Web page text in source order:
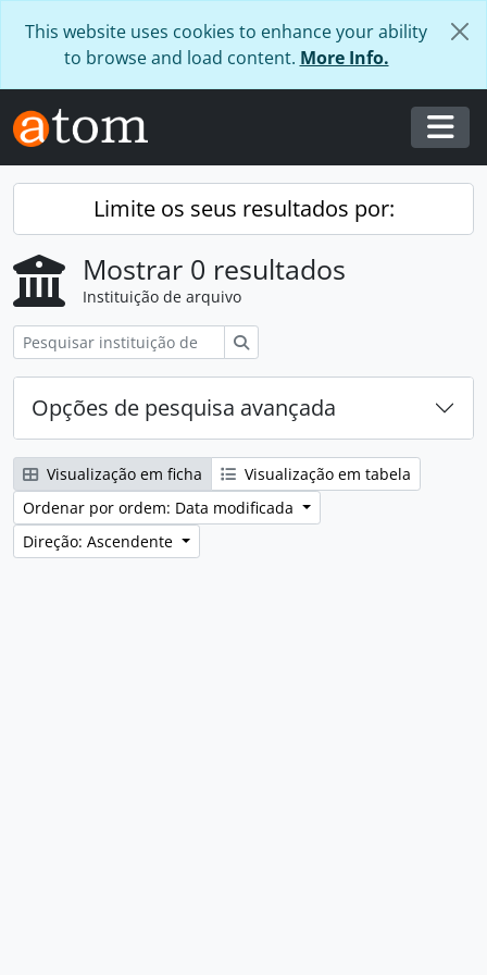
This website uses cookies to enhance your ability
to browse and load content. More Info.
Limite os seus resultados por:
Mostrar 0 resultados
Instituição de arquivo
Opções de pesquisa avançada
Visualização em ficha
Visualização em tabela
Ordenar por ordem: Data modificada
Direção: Ascendente